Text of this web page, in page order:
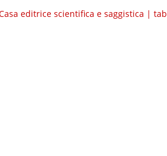
editrice scientifica e saggistica | tab